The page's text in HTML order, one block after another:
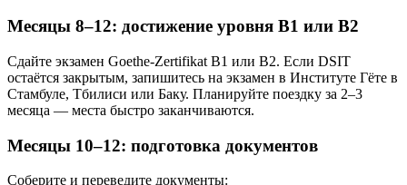
Месяцы 8–12: достижение уровня B1 или B2
Сдайте экзамен Goethe-Zertifikat B1 или B2. Если DSIT
остаётся закрытым, запишитесь на экзамен в Институте Гёте в
Стамбуле, Тбилиси или Баку. Планируйте поездку за 2–3
месяца — места быстро заканчиваются.
Месяцы 10–12: подготовка документов
Соберите и переведите документы: